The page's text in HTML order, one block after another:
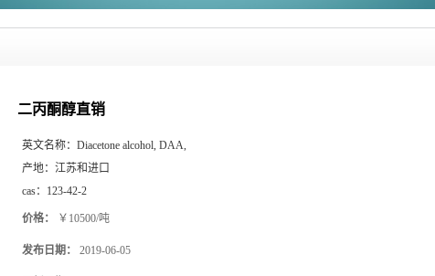
二丙酮醇直销
英文名称： Diacetone alcohol, DAA,
产地： 江苏和进口
cas： 123-42-2
价格： ￥10500/吨
发布日期： 2019-06-05